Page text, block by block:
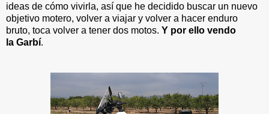
ideas de cómo vivirla, así que he decidido buscar un nuevo
objetivo motero, volver a viajar y volver a hacer enduro
bruto, toca volver a tener dos motos. Y por ello vendo
la Garbí.